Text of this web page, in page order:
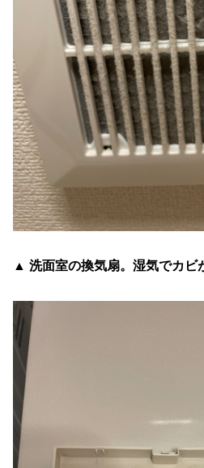
▲ 洗面室の換気扇。湿気でカビ